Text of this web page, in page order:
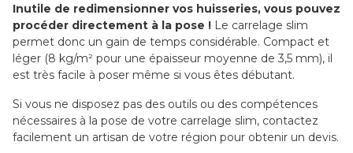
Inutile de redimensionner vos huisseries, vous pouvez
procéder directement à la pose ! Le carrelage slim
permet donc un gain de temps considérable. Compact et
léger (8 kg/m² pour une épaisseur moyenne de 3,5 mm), il
est très facile à poser même si vous êtes débutant.
Si vous ne disposez pas des outils ou des compétences
nécessaires à la pose de votre carrelage slim, contactez
facilement un artisan de votre région pour obtenir un devis.